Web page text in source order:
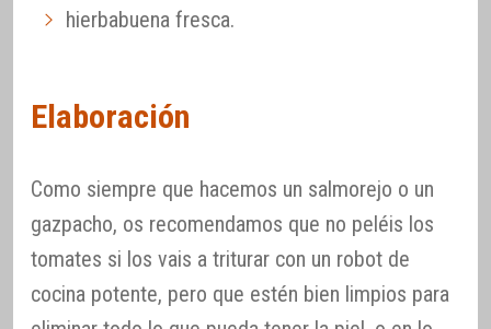
hierbabuena fresca.
Elaboración
Como siempre que hacemos un salmorejo o un
gazpacho, os recomendamos que no peléis los
tomates si los vais a triturar con un robot de
cocina potente, pero que estén bien limpios para